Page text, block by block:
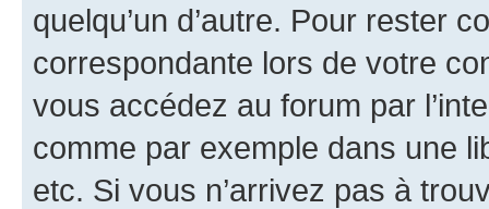
quelqu’un d’autre. Pour rester
correspondante lors de votre
vous accédez au forum par
comme par exemple dans une
etc. Si vous n’arrivez pas à